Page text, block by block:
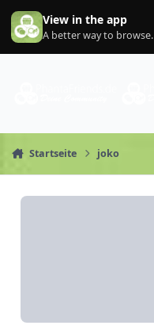
Zum Inhalt springen
View in the app
A better way to browse.
Startseite joko